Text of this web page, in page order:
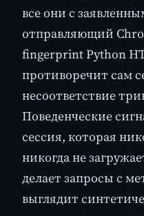
все они с
отправляющий
fingerprint Python
противоречит сам
несоответствие
Поведенческие
сессия, которая
никогда не
делает запросы с
выглядит